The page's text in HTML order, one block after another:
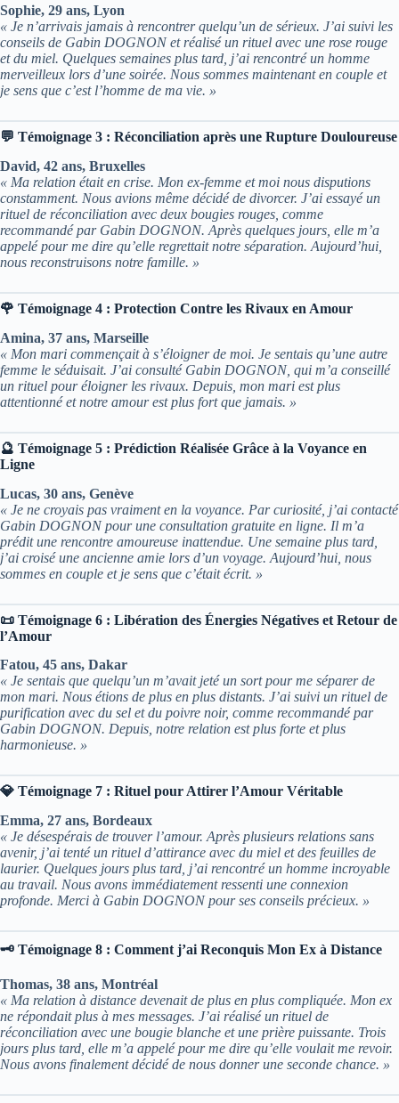
Sophie, 29 ans, Lyon
« Je n’arrivais jamais à rencontrer quelqu’un de sérieux. J’ai suivi les
conseils de Gabin DOGNON et réalisé un rituel avec une rose rouge
et du miel. Quelques semaines plus tard, j’ai rencontré un homme
merveilleux lors d’une soirée. Nous sommes maintenant en couple et
je sens que c’est l’homme de ma vie. »
💬 Témoignage 3 : Réconciliation après une Rupture Douloureuse
David, 42 ans, Bruxelles
« Ma relation était en crise. Mon ex-femme et moi nous disputions
constamment. Nous avions même décidé de divorcer. J’ai essayé un
rituel de réconciliation avec deux bougies rouges, comme
recommandé par Gabin DOGNON. Après quelques jours, elle m’a
appelé pour me dire qu’elle regrettait notre séparation. Aujourd’hui,
nous reconstruisons notre famille. »
🌹 Témoignage 4 : Protection Contre les Rivaux en Amour
Amina, 37 ans, Marseille
« Mon mari commençait à s’éloigner de moi. Je sentais qu’une autre
femme le séduisait. J’ai consulté Gabin DOGNON, qui m’a conseillé
un rituel pour éloigner les rivaux. Depuis, mon mari est plus
attentionné et notre amour est plus fort que jamais. »
🔮 Témoignage 5 : Prédiction Réalisée Grâce à la Voyance en
Ligne
Lucas, 30 ans, Genève
« Je ne croyais pas vraiment en la voyance. Par curiosité, j’ai contacté
Gabin DOGNON pour une consultation gratuite en ligne. Il m’a
prédit une rencontre amoureuse inattendue. Une semaine plus tard,
j’ai croisé une ancienne amie lors d’un voyage. Aujourd’hui, nous
sommes en couple et je sens que c’était écrit. »
📜 Témoignage 6 : Libération des Énergies Négatives et Retour de
l’Amour
Fatou, 45 ans, Dakar
« Je sentais que quelqu’un m’avait jeté un sort pour me séparer de
mon mari. Nous étions de plus en plus distants. J’ai suivi un rituel de
purification avec du sel et du poivre noir, comme recommandé par
Gabin DOGNON. Depuis, notre relation est plus forte et plus
harmonieuse. »
💎 Témoignage 7 : Rituel pour Attirer l’Amour Véritable
Emma, 27 ans, Bordeaux
« Je désespérais de trouver l’amour. Après plusieurs relations sans
avenir, j’ai tenté un rituel d’attirance avec du miel et des feuilles de
laurier. Quelques jours plus tard, j’ai rencontré un homme incroyable
au travail. Nous avons immédiatement ressenti une connexion
profonde. Merci à Gabin DOGNON pour ses conseils précieux. »
🗝️ Témoignage 8 : Comment j’ai Reconquis Mon Ex à Distance
Thomas, 38 ans, Montréal
« Ma relation à distance devenait de plus en plus compliquée. Mon ex
ne répondait plus à mes messages. J’ai réalisé un rituel de
réconciliation avec une bougie blanche et une prière puissante. Trois
jours plus tard, elle m’a appelé pour me dire qu’elle voulait me revoir.
Nous avons finalement décidé de nous donner une seconde chance. »